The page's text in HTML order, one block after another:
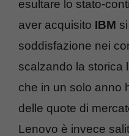
esultare lo stato-
aver acquisito IBM
soddisfazione nei
scalzando la storica
che in un solo anno
delle quote di
Lenovo è invece